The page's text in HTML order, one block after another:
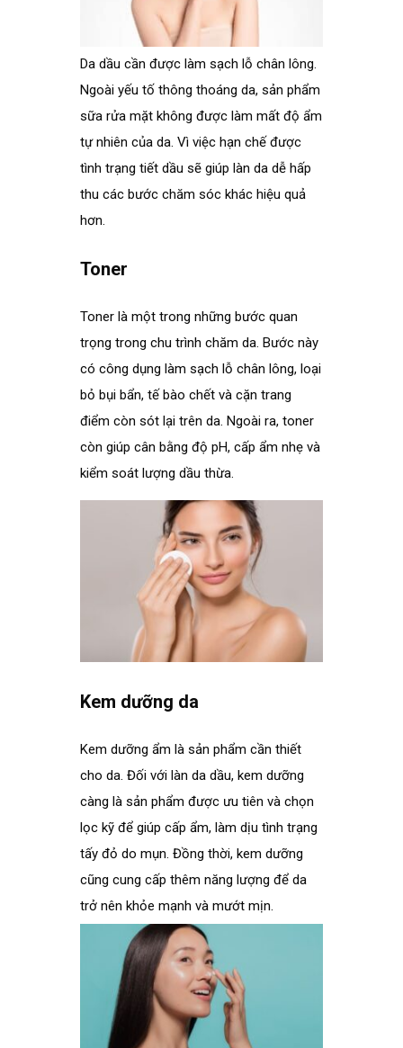
Da dầu cần được làm sạch lỗ chân lông.
Ngoài yếu tố thông thoáng da, sản phẩm
sữa rửa mặt không được làm mất độ ẩm
tự nhiên của da. Vì việc hạn chế được
tình trạng tiết dầu sẽ giúp làn da dễ hấp
thu các bước chăm sóc khác hiệu quả
hơn.
Toner
Toner là một trong những bước quan
trọng trong chu trình chăm da. Bước này
có công dụng làm sạch lỗ chân lông, loại
bỏ bụi bẩn, tế bào chết và cặn trang
điểm còn sót lại trên da. Ngoài ra, toner
còn giúp cân bằng độ pH, cấp ẩm nhẹ và
kiểm soát lượng dầu thừa.
Kem dưỡng da
Kem dưỡng ẩm là sản phẩm cần thiết
cho da. Đối với làn da dầu, kem dưỡng
càng là sản phẩm được ưu tiên và chọn
lọc kỹ để giúp cấp ẩm, làm dịu tình trạng
tấy đỏ do mụn. Đồng thời, kem dưỡng
cũng cung cấp thêm năng lượng để da
trở nên khỏe mạnh và mướt mịn.